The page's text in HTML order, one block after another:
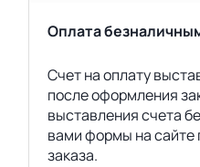
Оплата
Счет на оплату
после оформления
выставления счета
вами формы на сайте
заказа.